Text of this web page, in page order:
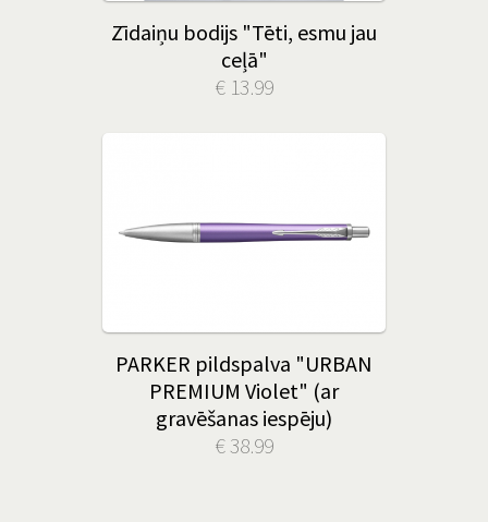
Zīdaiņu bodijs "Tēti, esmu jau
ceļā"
€ 13.99
PARKER pildspalva "URBAN
PREMIUM Violet" (ar
gravēšanas iespēju)
€ 38.99